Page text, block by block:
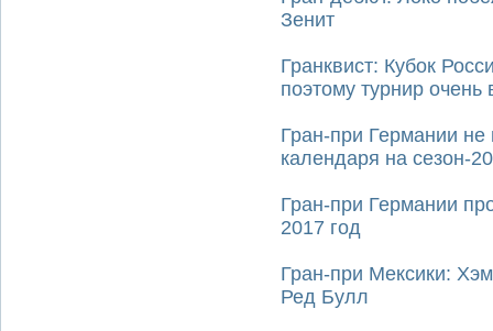
Зенит
Гранквист: Кубок
поэтому турнир
Гран-при Германии
календаря на сезон-
Гран-при Германии
2017 год
Гран-при Мексики:
Ред Булл